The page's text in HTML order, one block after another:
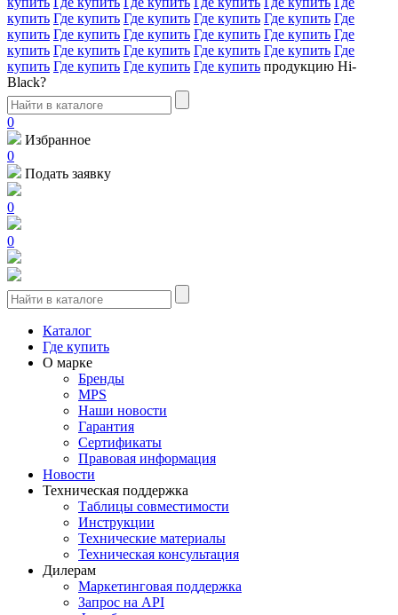
купить Где купить Где купить Где купить Где купить Где
купить Где купить Где купить Где купить Где купить Где
купить Где купить Где купить Где купить Где купить Где
купить Где купить Где купить Где купить продукцию Hi-
Black?
0
Избранное
0
Подать заявку
0
0
Каталог
Где купить
О марке
Бренды
MPS
Наши новости
Гарантия
Сертификаты
Правовая информация
Новости
Техническая поддержка
Таблицы совместимости
Инструкции
Технические материалы
Техническая консультация
Дилерам
Маркетинговая поддержка
Запрос на API